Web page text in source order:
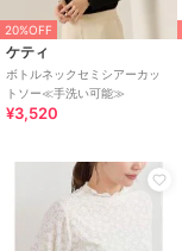
20%OFF
ケティ
ボトルネックセミシアーカッ
トソー≪手洗い可能≫
¥3,520